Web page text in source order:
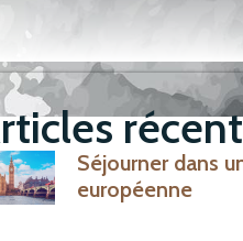
Séjourner dans
européenne